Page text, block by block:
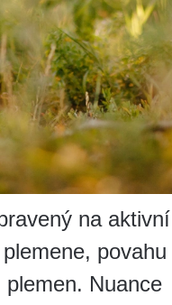
na aktivní
povahu
Nuance